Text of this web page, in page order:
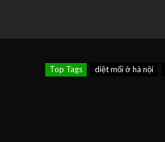
Top Tags diệt mối ở hà nội